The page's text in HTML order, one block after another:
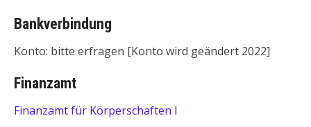
Bankverbindung
Konto: bitte erfragen [Konto wird geändert 2022]
Finanzamt
Finanzamt für Körperschaften I